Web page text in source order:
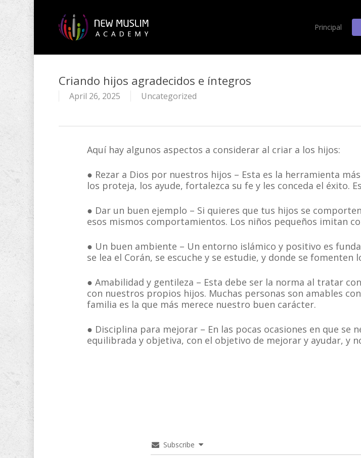
Skip
to
main
content
Principal
Criando hijos agradecidos e íntegros
April 26, 2025 Uncategorized
Aquí hay algunos aspectos a considerar al criar a los hijos:
● Rezar a Dios por nuestros hijos – Esta es la herramienta
los proteja, los ayude, fortalezca su fe y les conceda el éxito.
● Dar un buen ejemplo – Si quieres que tus hijos se
esos mismos comportamientos. Los niños pequeños imitan
● Un buen ambiente – Un entorno islámico y positivo es
se lea el Corán, se escuche y se estudie, y donde se fomenten
● Amabilidad y gentileza – Esta debe ser la norma al tratar
con nuestros propios hijos. Muchas personas son amables
familia es la que más merece nuestro buen carácter.
● Disciplina para mejorar – En las pocas ocasiones en que se
equilibrada y objetiva, con el objetivo de mejorar y ayudar, y
Subscribe